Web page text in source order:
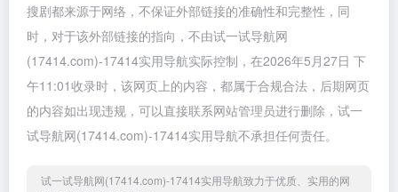
搜剧都来源于网络，不保证外部链接的准确性和完整性，同
时，对于该外部链接的指向，不由试一试导航网
(17414.com)-17414实用导航实际控制，在2026年5月27日 下
午11:01收录时，该网页上的内容，都属于合规合法，后期网页
的内容如出现违规，可以直接联系网站管理员进行删除，试一
试导航网(17414.com)-17414实用导航不承担任何责任。
试一试导航网(17414.com)-17414实用导航致力于优质、实用的网